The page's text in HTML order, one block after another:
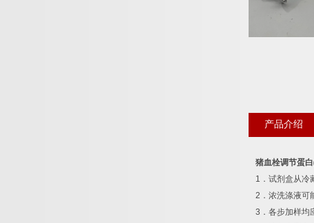
产品介绍
猪血栓调节蛋白
1 ．试剂盒从
2 ．浓洗涤液
3 ．各步加样